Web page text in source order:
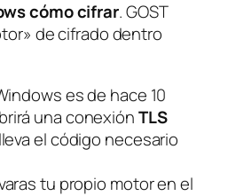
cómo cifrar. GOST
de cifrado dentro
es de hace 10
una conexiónTLS
el código necesario
tu propio motor en el